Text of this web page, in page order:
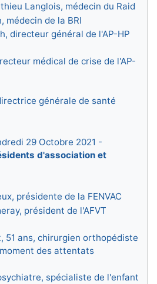
Langlois, médecin du Raid
médecin de la BRI
directeur général de l'AP-HP
médical de crise de l'AP-
générale de santé
29 Octobre 2021 -
d'association et
présidente de la FENVAC
président de l'AFVT
51 ans, chirurgien orthopédiste
des attentats
spécialiste de l'enfant